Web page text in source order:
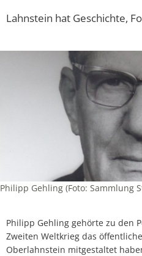
Lahnstein hat Geschichte,
Philipp Gehling (Foto: Sammlung
Philipp Gehling gehörte zu den
Zweiten Weltkrieg das
Oberlahnstein mitgestaltet